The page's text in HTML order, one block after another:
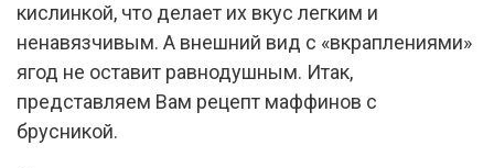
кислинкой, что делает их вкус легким и
ненавязчивым. А внешний вид с «вкраплениями»
ягод не оставит равнодушным. Итак,
представляем Вам рецепт маффинов с
брусникой.